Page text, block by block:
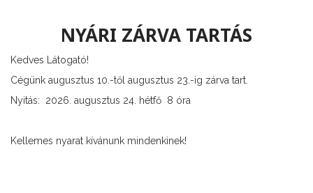
NYÁRI ZÁRVA TARTÁS
Kedves Látogató!
Cégünk augusztus 10.-től augusztus 23.-ig zárva tart.
Nyitás: 2026. augusztus 24. hétfő 8 óra
Kellemes nyarat kívánunk mindenkinek!